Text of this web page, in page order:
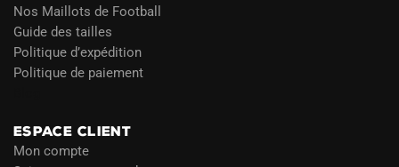
Nos Maillots de Football
Guide des tailles
Politique d’expédition
Politique de paiement
ESPACE CLIENT
Mon compte